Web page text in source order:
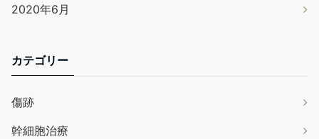
2020年6月
カテゴリー
傷跡
幹細胞治療